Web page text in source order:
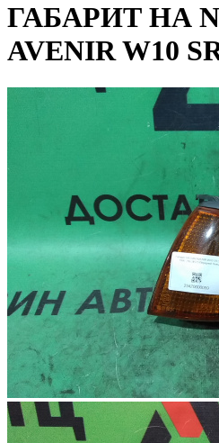
ГАБАРИТ НА
AVENIR W10